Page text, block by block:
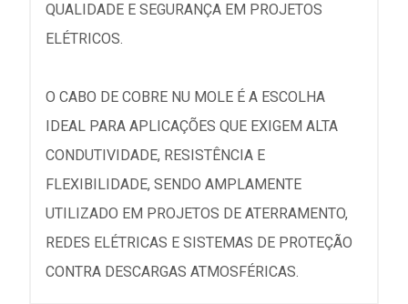
QUALIDADE E SEGURANÇA EM PROJETOS
ELÉTRICOS.
O CABO DE COBRE NU MOLE É A ESCOLHA
IDEAL PARA APLICAÇÕES QUE EXIGEM ALTA
CONDUTIVIDADE, RESISTÊNCIA E
FLEXIBILIDADE, SENDO AMPLAMENTE
UTILIZADO EM PROJETOS DE ATERRAMENTO,
REDES ELÉTRICAS E SISTEMAS DE PROTEÇÃO
CONTRA DESCARGAS ATMOSFÉRICAS.